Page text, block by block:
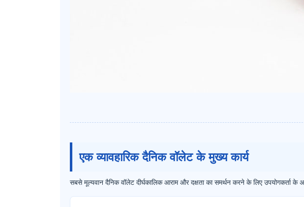
एक व्यावहारिक दैनिक वॉलेट के मुख्य कार्य
सबसे मूल्यवान दैनिक वॉलेट दीर्घकालिक आराम और दक्षता का समर्थन करने के लिए उपयोगकर्ता